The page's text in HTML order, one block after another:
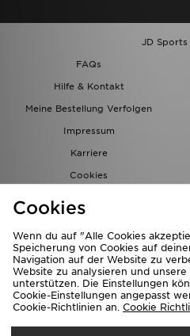
JD Sports
FAQs
Hilfe & Kontakt
Meine Bestellung Verfolgen
Impressum
Karriere
Cookies
Lieferung
Cookies
Wenn du auf "Alle Cookies
Speicherung von Cookies auf
Navigation auf der Website zu
Website zu analysieren und
unterstützen. Die Einstellungen
Cookie-Einstellungen angepasst
Cookie-Richtlinien an. Cookie